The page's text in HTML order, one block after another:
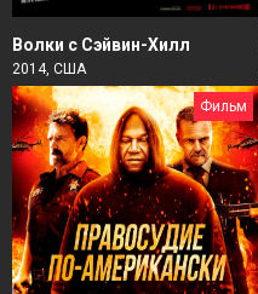
Волки с Сэйвин-Хилл
2014, США
Фильм